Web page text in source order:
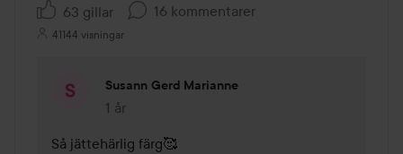
63 gillar 16 kommentarer
41144 visningar
Susann Gerd Marianne
1 år
Kommentaren lades 1 år
Så jättehärlig färg🥰